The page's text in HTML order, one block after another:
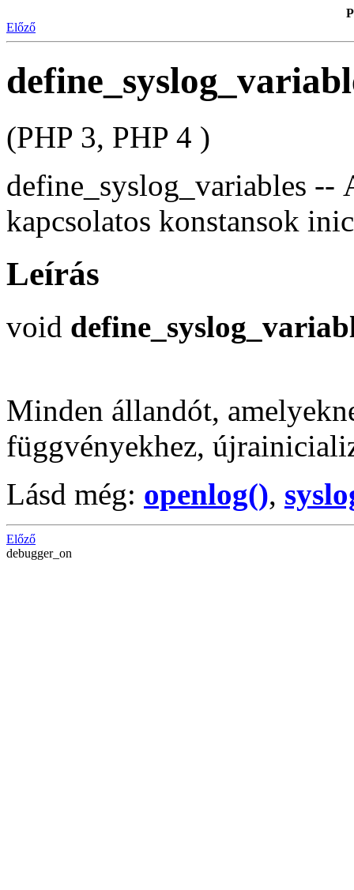
Előző
(PHP 3, PHP 4 )
define_syslog_variables --
kapcsolatos konstansok
Leírás
void
Minden állandót,
függvényekhez,
Lásd még: openlog(),
Előző
debugger_on